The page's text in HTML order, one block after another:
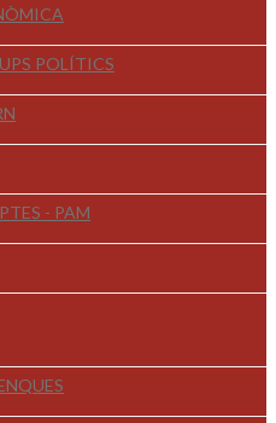
POLÍTICS
- PAM